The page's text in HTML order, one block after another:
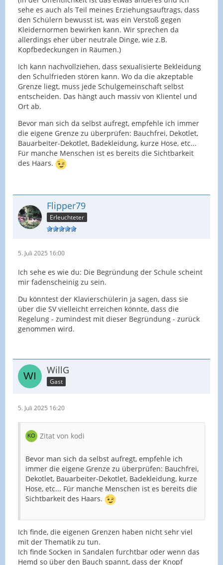
sehe es auch als Teil meines Erziehungsauftrags, dass
den Schülern bewusst ist, was ein Verstoß gegen
Kleidernormen bewirken kann. Wir sprechen da
allerdings eher über neutrale Dinge, wie z.B.
Kopfbedeckungen in Räumen.)
Ich kann nachvollziehen, dass sexualisierte Bekleidung
den Schulfrieden stören kann. Wo da die akzeptable
Grenze liegt, muss jede Schulgemeinschaft selbst
entscheiden. Das hängt auch massiv von Klientel und
Ort ab.
Bevor man sich da selbst aufregt, empfehle ich immer
die eigene Grenze zu überprüfen: Bauchfrei, Dekotlet,
Bauarbeiter-Dekotlet, Badekleidung, kurze Hose, etc...
Für manche Menschen ist es bereits die Sichtbarkeit
des Haars.
Flipper79
Erleuchteter
5. Juli 2025 16:00
Ich sehe es wie du: Die Begründung der Schule scheint
mir fadenscheinig zu sein.
Du könntest der Klavierschülerin ja sagen, dass sie
über die SV vielleicht erreichen könnte, dass die
Regelung - zumindest mit dieser Begründung - zurück
genommen wird.
WillG
Gast
5. Juli 2025 16:20
Zitat von kodi
Bevor man sich da selbst aufregt, empfehle ich
immer die eigene Grenze zu überprüfen: Bauchfrei,
Dekotlet, Bauarbeiter-Dekotlet, Badekleidung, kurze
Hose, etc... Für manche Menschen ist es bereits die
Sichtbarkeit des Haars.
Ich finde, die eigenen Grenzen haben nicht sehr viel
mit der Thematik zu tun.
Ich finde Socken in Sandalen furchtbar oder wenn das
Hemd so über den Bauch spannt, dass der Knopf